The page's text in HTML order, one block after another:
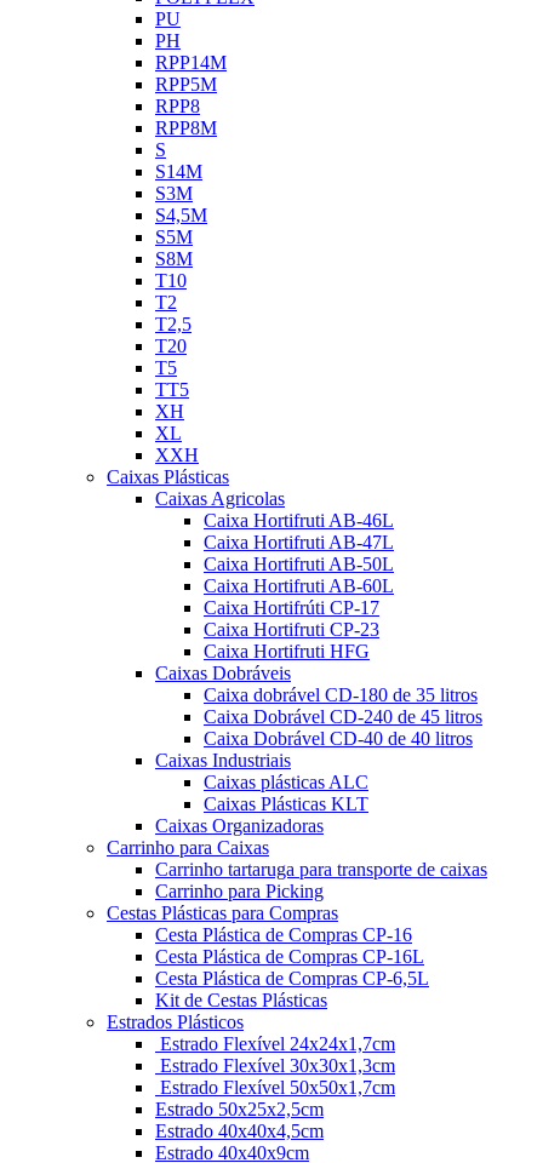
PU
PH
RPP14M
RPP5M
RPP8
RPP8M
S
S14M
S3M
S4,5M
S5M
S8M
T10
T2
T2,5
T20
T5
TT5
XH
XL
XXH
Caixas Plásticas
Caixas Agricolas
Caixa Hortifruti AB-46L
Caixa Hortifruti AB-47L
Caixa Hortifruti AB-50L
Caixa Hortifruti AB-60L
Caixa Hortifrúti CP-17
Caixa Hortifruti CP-23
Caixa Hortifruti HFG
Caixas Dobráveis
Caixa dobrável CD-180 de 35 litros
Caixa Dobrável CD-240 de 45 litros
Caixa Dobrável CD-40 de 40 litros
Caixas Industriais
Caixas plásticas ALC
Caixas Plásticas KLT
Caixas Organizadoras
Carrinho para Caixas
Carrinho tartaruga para transporte de caixas
Carrinho para Picking
Cestas Plásticas para Compras
Cesta Plástica de Compras CP-16
Cesta Plástica de Compras CP-16L
Cesta Plástica de Compras CP-6,5L
Kit de Cestas Plásticas
Estrados Plásticos
Estrado Flexível 24x24x1,7cm
Estrado Flexível 30x30x1,3cm
Estrado Flexível 50x50x1,7cm
Estrado 50x25x2,5cm
Estrado 40x40x4,5cm
Estrado 40x40x9cm